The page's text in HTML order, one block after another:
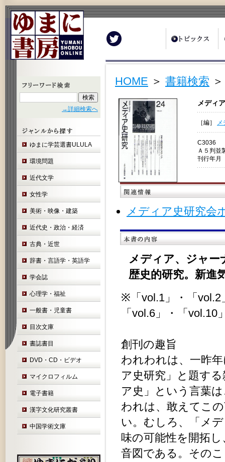
→詳細検索へ
ゆまに学芸選書ULULA
環境問題
近代文学
女性学
美術・映像・建築
近代史・政治・経済
古典・近世
辞書・言語学・英語学
学会誌
心理学・福祉
一般書・児童書
目次文庫
書誌書目
DVD・CD・ビデオ
マイクロフィルム
電子書籍
漢字文化研究叢書
中国学術文庫
HOME ＞ 書籍検索
メディ
［編］ メ
C3036
Ａ５判並
刊行年
メディア史研究会
メディア、ジャ
歴史的研究。新進
※「vol.1」・「vol.2
「vol.6」・「
創刊の趣旨
われわれは、一昨
ア史研究」と題す
ア史」という言葉
われは、敢えてこ
い。むしろ、「メ
味の可能性を開拓
音図である。その